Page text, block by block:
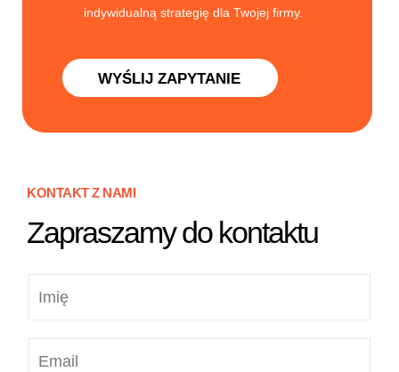
indywidualną strategię dla Twojej firmy.
WYŚLIJ ZAPYTANIE
KONTAKT Z NAMI
Zapraszamy do kontaktu